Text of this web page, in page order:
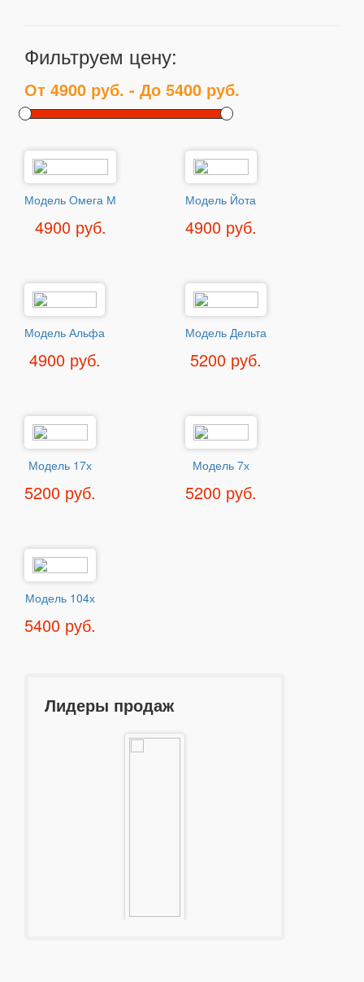
Фильтруем цену:
Модель Омега М
4900 руб.
Модель Йота
4900 руб.
Модель Альфа
4900 руб.
Модель Дельта
5200 руб.
Модель 17х
5200 руб.
Модель 7х
5200 руб.
Модель 104х
5400 руб.
Лидеры продаж